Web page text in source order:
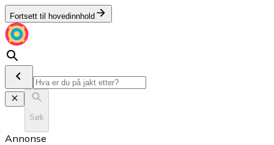
Fortsett til hovedinnhold
Søk
Annonse